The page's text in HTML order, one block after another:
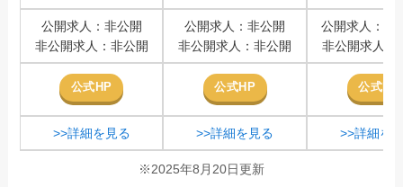
公開求人：非公開
非公開求人：非公開
公開求人：非公開
非公開求人：非公開
公開求人：25
非公開求人：
公式HP 公式HP 公式HP
>>詳細を見る >>詳細を見る >>詳細を
※2025年8月20日更新